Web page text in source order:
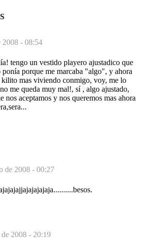
2008 - 08:54
tengo un vestido playero ajustadico que
porque me marcaba "algo", y ahora
mas viviendo conmigo, voy, me lo
me queda muy mal!, sí , algo ajustado,
nos aceptamos y nos queremos mas ahora
de 2008 - 00:27
2008 - 20:19